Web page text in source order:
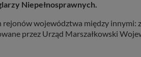
Niepełnosprawnych.
województwa między innymi: z
przez Urząd Marszałkowski